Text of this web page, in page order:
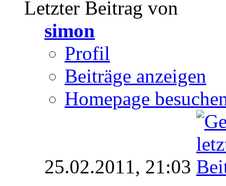
Letzter Beitrag von
simon
Profil
Beiträge anzeigen
Homepage
25.02.2011, 21:03